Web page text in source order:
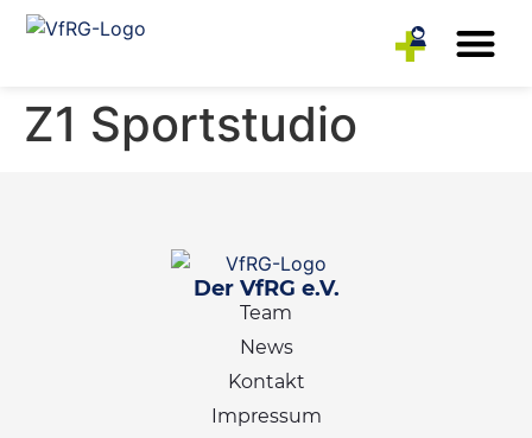
Z1 Sportstudio
Der VfRG e.V.
Team
News
Kontakt
Impressum